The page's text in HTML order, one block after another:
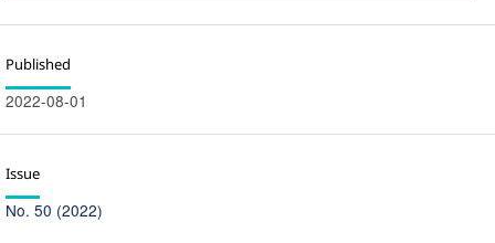
Published
2022-08-01
Issue
No. 50 (2022)